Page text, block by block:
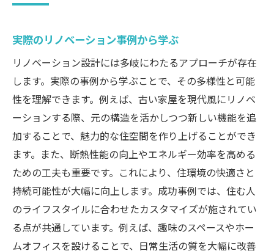
実際のリノベーション事例から学ぶ
リノベーション設計には多岐にわたるアプローチが存在
します。実際の事例から学ぶことで、その多様性と可能
性を理解できます。例えば、古い家屋を現代風にリノベ
ーションする際、元の構造を活かしつつ新しい機能を追
加することで、魅力的な住空間を作り上げることができ
ます。また、断熱性能の向上やエネルギー効率を高める
ための工夫も重要です。これにより、住環境の快適さと
持続可能性が大幅に向上します。成功事例では、住む人
のライフスタイルに合わせたカスタマイズが施されてい
る点が共通しています。例えば、趣味のスペースやホー
ムオフィスを設けることで、日常生活の質を大幅に改善